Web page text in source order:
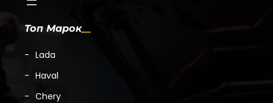
Топ Марок
Lada
Haval
Chery